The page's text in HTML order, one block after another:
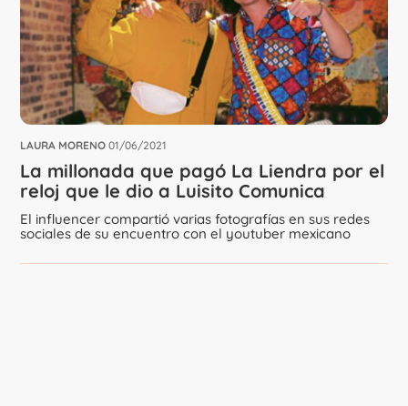
LAURA MORENO 01/06/2021
La millonada que pagó La Liendra por el
reloj que le dio a Luisito Comunica
El influencer compartió varias fotografías en sus redes
sociales de su encuentro con el youtuber mexicano